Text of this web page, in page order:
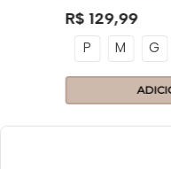
R$ 129,99
P M G